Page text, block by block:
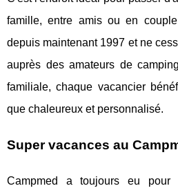
famille, entre amis ou en
depuis maintenant 1997 et ne
auprès des amateurs de
familiale, chaque vacancier
que chaleureux et personnalisé.
Super vacances au
Campmed a toujours eu